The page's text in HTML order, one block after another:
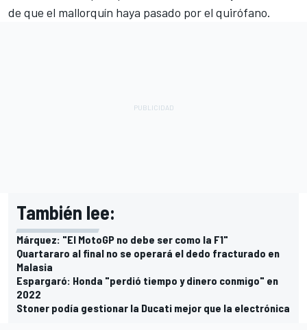
de que el mallorquín haya pasado por el quirófano.
También lee:
Márquez: "El MotoGP no debe ser como la F1"
Quartararo al final no se operará el dedo fracturado en
Malasia
Espargaró: Honda "perdió tiempo y dinero conmigo" en
2022
Stoner podía gestionar la Ducati mejor que la electrónica